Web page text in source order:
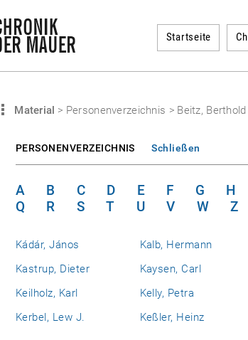
Startseite
Material > Personenverzeichnis > Beitz, Berthold
PERSONENVERZEICHNIS Schließen
A B C D E F G H
Q
R S T U V W Z
Kádár, János Kalb, Hermann
Kastrup, Dieter
Kaysen, Carl
Keilholz, Karl
Kelly, Petra
Kerbel, Lew J.
Keßler, Heinz